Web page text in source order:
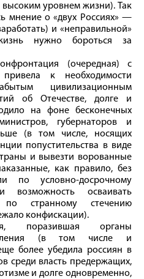
высоким уровнем жизни). Так
мнение о «двух Россиях» —
и «неправильной»
нужно бороться за
(очередная) с
к необходимости
цивилизационным
об Отечестве, долге и
на фоне бесконечных
губернаторов и
(в том числе, носящих
попустительства в виде
и вывезти ворованные
как правило, без
по условно-­досрочному
осваивать
странному стечению
конфискации).
поразившая органы
(в том числе и
более убедила россиян в
среди власть предержащих,
и долге одновременно,